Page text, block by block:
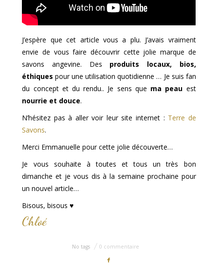
J’espère que cet article vous a plu. J’avais vraiment
envie de vous faire découvrir cette jolie marque de
savons angevine. Des produits locaux, bios,
éthiques pour une utilisation quotidienne … Je suis fan
du concept et du rendu.. Je sens que ma peau est
nourrie et douce.
N’hésitez pas à aller voir leur site internet : Terre de
Savons.
Merci Emmanuelle pour cette jolie découverte…
Je vous souhaite à toutes et tous un très bon
dimanche et je vous dis à la semaine prochaine pour
un nouvel article…
Bisous, bisous ♥
Chloé
No tags 0 commentaire